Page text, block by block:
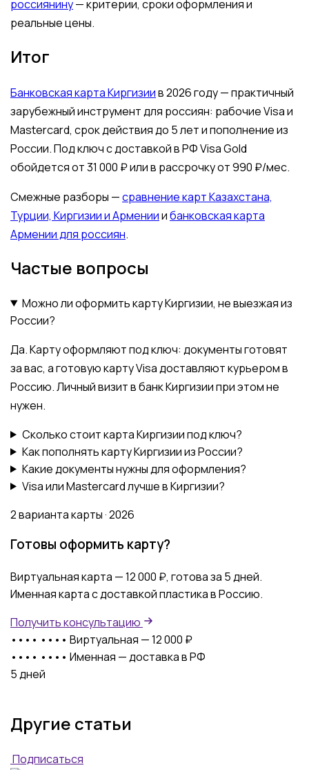
россиянину— критерии, сроки оформления и
реальные цены.
Итог
Банковская карта Киргизиив 2026 году — практичный
зарубежный инструмент для россиян: рабочие Visa и
Mastercard, срок действия до 5 лет и пополнение из
России. Под ключ с доставкой в РФ Visa Gold
обойдется от 31 000 ₽ или в рассрочку от 990 ₽/мес.
Смежные разборы —сравнение карт Казахстана,
Турции, Киргизии и Арменииибанковская карта
Армении для россиян.
Частые вопросы
Можно ли оформить карту Киргизии, не выезжая из
России?
Да. Карту оформляют под ключ: документы готовят
за вас, а готовую карту Visa доставляют курьером в
Россию. Личный визит в банк Киргизии при этом не
нужен.
Сколько стоит карта Киргизии под ключ?
Как пополнять карту Киргизии из России?
Какие документы нужны для оформления?
Visa или Mastercard лучше в Киргизии?
2 варианта карты · 2026
Готовы оформить карту?
Виртуальная карта — 12 000 ₽, готова за 5 дней.
Именная карта с доставкой пластика в Россию.
Получить консультацию
•••• •••• Виртуальная — 12 000 ₽
•••• •••• Именная — доставка в РФ
5 дней
Другие статьи
Подписаться